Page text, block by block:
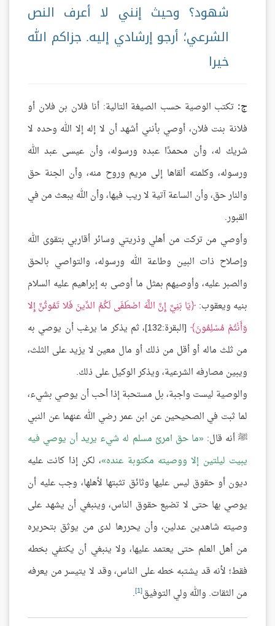
شهود؟ وحيث إنني لا أعرف النص
الشرعي؛ أرجو إرشادي إليه. جزاكم الله
خيرا
ج: تكتب الوصية حسب الصيغة التالية: أنا فلان بن فلان أو
فلانة بنت فلان، أوصي بأنني أشهد أن لا إله إلا الله وحده لا
شريك له، وأن محمدًا عبده ورسوله، وأن عيسى عبد الله
ورسوله، وكلمته ألقاها إلى مريم وروح منه، وأن الجنة حق
والنار حق، وأن الساعة آتية لا ريب فيها، وأن الله يبعث من في
القبور.
وأوصي من تركت من أهلي وذريتي وسائر أقاربي بتقوى الله
وإصلاح ذات البين وطاعة الله ورسوله، والتواصي بالحق
والصبر عليه، وأوصيهم بمثل ما أوصى به إبراهيم عليه السلام
بنيه ويعقوب: يَا بَنِيَّ إِنَّ اللَّهَ اصْطَفَى لَكُمُ الدِّينَ فَلا تَمُوتُنَّ إِلا
وَأَنْتُمْ مُسْلِمُونَ
[البقرة:132]، ثم يذكر ما يرغب أن يوصي به
من ثلث ماله أو أقل من ذلك أو مال معين لا يزيد على الثلث،
ويبين مصارفه الشرعية، ويذكر الوكيل على ذلك.
والوصية ليست واجبة، بل مستحبة إذا أحب أن يوصي بشيء،
لما ثبت في الصحيحين عن ابن عمر رضي الله عنهما عن النبي
ﷺ أنه قال: ما حق امرئ مسلم له شيء يريد أن يوصي فيه
يبيت ليلتين إلا ووصيته مكتوبة عنده ، لكن إذا كانت عليه
ديون أو حقوق ليس عليها وثائق تثبتها لأهلها، وجب عليه أن
يوصي بها حتى لا تضيع حقوق الناس، وينبغي أن يشهد على
وصيته شاهدين عدلين، وأن يحررها لدى من يوثق بتحريره
من أهل العلم حتى يعتمد عليها، ولا ينبغي أن يكتفي بخطه
فقط؛ لأنه قد يشتبه خطه على الناس، وقد لا يتيسر من يعرفه
من الثقات. والله ولي التوفيق[1]
.